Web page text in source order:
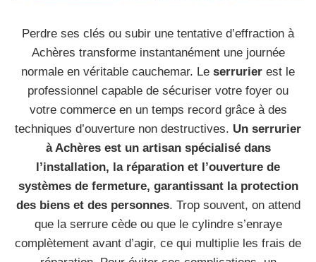
Perdre ses clés ou subir une tentative d’effraction à
Achères transforme instantanément une journée
normale en véritable cauchemar. Le serrurier est le
professionnel capable de sécuriser votre foyer ou
votre commerce en un temps record grâce à des
techniques d’ouverture non destructives. Un serrurier
à Achères est un artisan spécialisé dans
l’installation, la réparation et l’ouverture de
systèmes de fermeture, garantissant la protection
des biens et des personnes. Trop souvent, on attend
que la serrure cède ou que le cylindre s’enraye
complètement avant d’agir, ce qui multiplie les frais de